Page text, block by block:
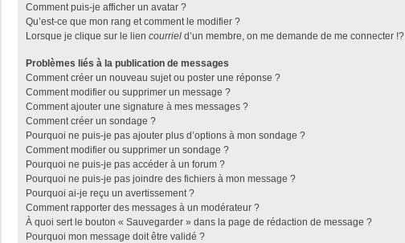
Comment puis-je afficher un avatar ?
Qu’est-ce que mon rang et comment le modifier ?
Lorsque je clique sur le lien courriel d’un membre, on me demande de me connecter !?
Problèmes liés à la publication de messages
Comment créer un nouveau sujet ou poster une réponse ?
Comment modifier ou supprimer un message ?
Comment ajouter une signature à mes messages ?
Comment créer un sondage ?
Pourquoi ne puis-je pas ajouter plus d’options à mon sondage ?
Comment modifier ou supprimer un sondage ?
Pourquoi ne puis-je pas accéder à un forum ?
Pourquoi ne puis-je pas joindre des fichiers à mon message ?
Pourquoi ai-je reçu un avertissement ?
Comment rapporter des messages à un modérateur ?
À quoi sert le bouton « Sauvegarder » dans la page de rédaction de message ?
Pourquoi mon message doit être validé ?